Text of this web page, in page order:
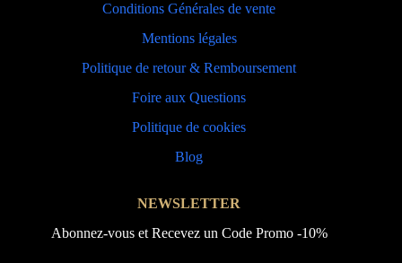
Conditions Générales de vente
Mentions légales
Politique de retour & Remboursement
Foire aux Questions
Politique de cookies
Blog
NEWSLETTER
Abonnez-vous et Recevez un Code Promo -10%